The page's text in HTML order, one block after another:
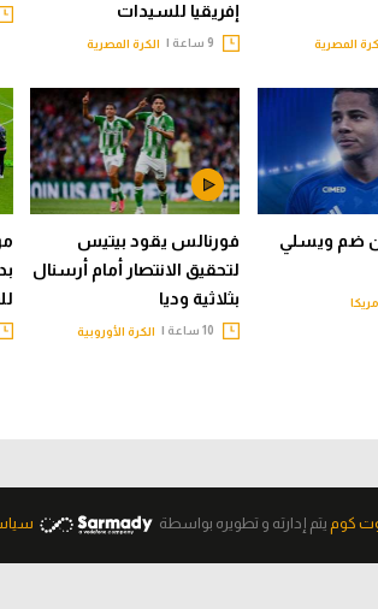
المصرية
إفريقيا للسيدات
الكرة المصرية
ضم ويسلي
فورنالس يقود بيتيس
لتحقيق الانتصار أمام أرسنال
بثلاثية وديا
الكرة الأوروبية
كوم يتم إدارته و تطويره بواسطة